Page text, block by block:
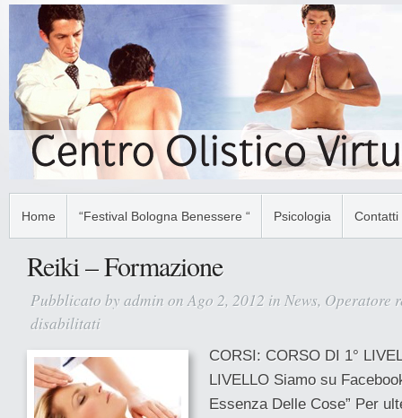
Home “Festival Bologna Benessere “ Psicologia Contatti
Reiki – Formazione
Pubblicato by admin on Ago 2, 2012 in News, Operatore
disabilitatisu
–
Formazione
CORSI: CORSO DI 1°
LIVELLO Siamo su
Essenza Delle Cose” Per